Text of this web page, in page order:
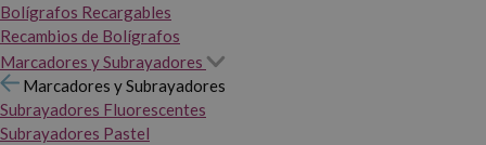
Bolígrafos Recargables
Recambios de Bolígrafos
Marcadores y Subrayadores
Marcadores y Subrayadores
Subrayadores Fluorescentes
Subrayadores Pastel